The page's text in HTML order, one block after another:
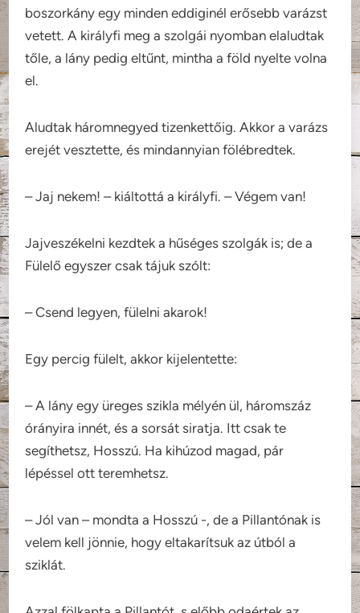
boszorkány egy minden eddiginél erősebb varázst
vetett. A királyfi meg a szolgái nyomban elaludtak
tőle, a lány pedig eltűnt, mintha a föld nyelte volna
el.
Aludtak háromnegyed tizenkettőig. Akkor a varázs
erejét vesztette, és mindannyian fölébredtek.
– Jaj nekem! – kiáltottá a királyfi. – Végem van!
Jajveszékelni kezdtek a hűséges szolgák is; de a
Fülelő egyszer csak tájuk szólt:
– Csend legyen, fülelni akarok!
Egy percig fülelt, akkor kijelentette:
– A lány egy üreges szikla mélyén ül, háromszáz
órányira innét, és a sorsát siratja. Itt csak te
segíthetsz, Hosszú. Ha kihúzod magad, pár
lépéssel ott teremhetsz.
– Jól van – mondta a Hosszú -, de a Pillantónak is
velem kell jönnie, hogy eltakarítsuk az útból a
sziklát.